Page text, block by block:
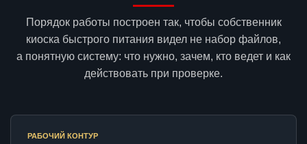
Порядок работы построен так, чтобы собственник
киоска быстрого питания видел не набор файлов,
а понятную систему: что нужно, зачем, кто ведет и как
действовать при проверке.
РАБОЧИЙ КОНТУР